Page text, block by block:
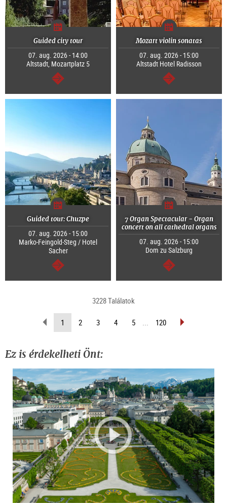
Guided city tour
07. aug. 2026 - 14:00
Altstadt, Mozartplatz 5
Tovább
Mozart violin sonatas
07. aug. 2026 - 15:00
Altstadt Hotel Radisson
Tovább
Guided tour: Chuzpe
07. aug. 2026 - 15:00
Marko-Feingold-Steg / Hotel
Sacher
Tovább
7 Organ Spectacular - Organ
concert on all cathedral organs
07. aug. 2026 - 15:00
Dom zu Salzburg
Tovább
3228 Találatok
Lapozás
vissza
1 (Aktuális
oldal)
2 3 4 5 ... 120 Lapozás
Ez is érdekelheti Önt: